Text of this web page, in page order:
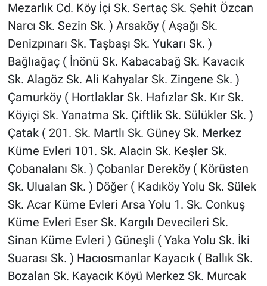
Mezarlık Cd. Köy İçi Sk. Sertaç Sk. Şehit Özcan
Narcı Sk. Sezin Sk. ) Arsaköy ( Aşağı Sk.
Denizpınarı Sk. Taşbaşı Sk. Yukarı Sk. )
Bağlıağaç ( İnönü Sk. Kabacabağ Sk. Kavacık
Sk. Alagöz Sk. Ali Kahyalar Sk. Zingene Sk. )
Çamurköy ( Hortlaklar Sk. Hafızlar Sk. Kır Sk.
Köyiçi Sk. Yanatma Sk. Çiftlik Sk. Sülükler Sk. )
Çatak ( 201. Sk. Martlı Sk. Güney Sk. Merkez
Küme Evleri 101. Sk. Alacin Sk. Keşler Sk.
Çobanalanı Sk. ) Çobanlar Dereköy ( Körüsten
Sk. Ulualan Sk. ) Döğer ( Kadıköy Yolu Sk. Sülek
Sk. Acar Küme Evleri Arsa Yolu 1. Sk. Conkuş
Küme Evleri Eser Sk. Kargılı Devecileri Sk.
Sinan Küme Evleri ) Güneşli ( Yaka Yolu Sk. İki
Suarası Sk. ) Hacıosmanlar Kayacık ( Ballık Sk.
Bozalan Sk. Kayacık Köyü Merkez Sk. Murcak